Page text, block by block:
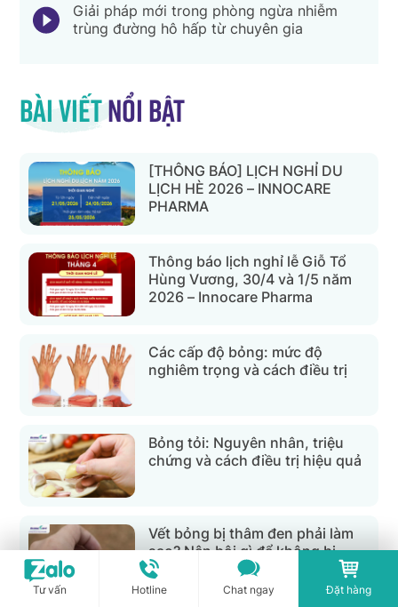
Giải pháp mới trong phòng ngừa nhiễm
trùng đường hô hấp từ chuyên gia
Bài viếtnổi bật
[THÔNG BÁO] LỊCH NGHỈ DU
LỊCH HÈ 2026 – INNOCARE
PHARMA
Thông báo lịch nghỉ lễ Giỗ Tổ
Hùng Vương, 30/4 và 1/5 năm
2026 – Innocare Pharma
Các cấp độ bỏng: mức độ
nghiêm trọng và cách điều trị
Bỏng tỏi: Nguyên nhân, triệu
chứng và cách điều trị hiệu quả
Vết bỏng bị thâm đen phải làm
sao? Nên bôi gì để không bị
sẹo?
Tư vấn Hotline Chat ngay Đặt hàng